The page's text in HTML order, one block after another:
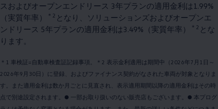
スおよびオープンエンドリース 3年プランの適用金利は1.99%
（実質年率）
＊2 となり、ソリューションズおよびオープンエ
ンドリース 5年プランの適用金利は3.49%（実質年率）
＊2 とな
ります。
＊1 車検証=自動車検査証記録事項。＊2 表示金利適用は期間中（2026年7月1日～
2026年9月30日）に登録、およびファイナンス契約がなされた車両が対象となりま
す。また適用金利は数か月ごとに見直され、表示適用期間以降の適用金利はその時
点で別途設定されます。● 一部お取り扱いのない販売店もございます。● 本プログ